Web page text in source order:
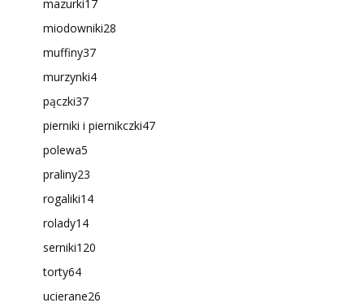
mazurki17
miodowniki28
muffiny37
murzynki4
pączki37
pierniki i piernikczki47
polewa5
praliny23
rogaliki14
rolady14
serniki120
torty64
ucierane26